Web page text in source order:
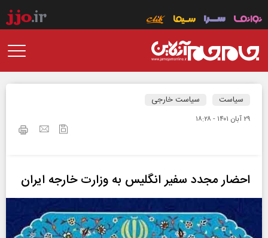
سیاست سیاست خارجی
۲۹ آبان ۱۴۰۱ - ۱۸:۲۸
احضار مجدد سفیر انگلیس به وزارت خارجه ایران